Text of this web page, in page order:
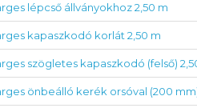
lépcső állványokhoz 2,50 m
kapaszkodó korlát 2,50 m
szögletes kapaszkodó (felső)
önbeálló kerék orsóval (200